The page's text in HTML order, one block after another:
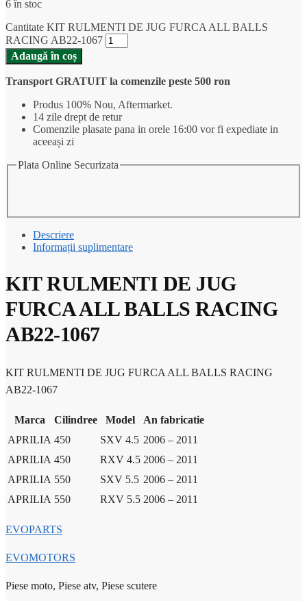
6 în stoc
Cantitate KIT RULMENTI DE JUG FURCA ALL BALLS
RACING AB22-1067
Adaugă în coș
Transport GRATUIT la comenzile peste 500 ron
Produs 100% Nou, Aftermarket.
14 zile drept de retur
Comenzile plasate pana in orele 16:00 vor fi expediate in
aceeași zi
Plata Online Securizata
Descriere
Informații suplimentare
KIT RULMENTI DE JUG
FURCA ALL BALLS RACING
AB22-1067
KIT RULMENTI DE JUG FURCA ALL BALLS RACING
AB22-1067
Marca Cilindree Model
An fabricatie
APRILIA 450 SXV 4.5 2006 – 2011
APRILIA 450 RXV 4.5 2006 – 2011
APRILIA 550 SXV 5.5 2006 – 2011
APRILIA 550 RXV 5.5 2006 – 2011
EVOPARTS
EVOMOTORS
Piese moto, Piese atv, Piese scutere